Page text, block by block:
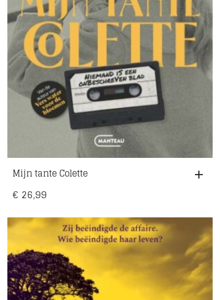
Mijn tante Colette
€ 26,99